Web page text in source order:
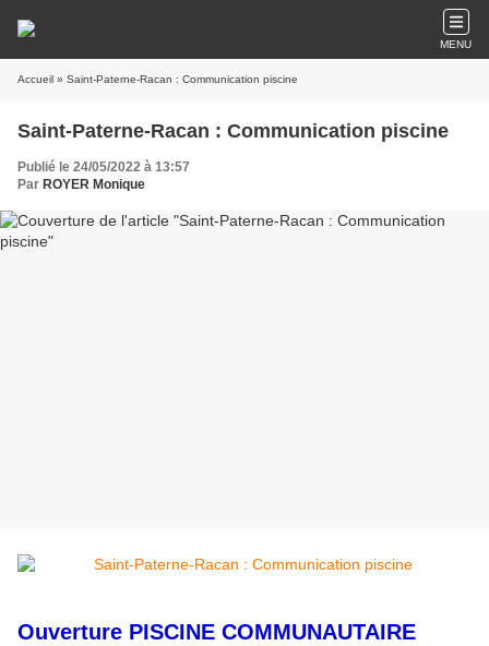
MENU
Accueil » Saint-Paterne-Racan : Communication piscine
Saint-Paterne-Racan : Communication piscine
Publié le 24/05/2022 à 13:57
Par ROYER Monique
Ouverture PISCINE COMMUNAUTAIRE